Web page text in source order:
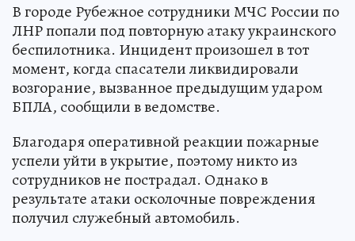
В городе Рубежное сотрудники МЧС России по
ЛНР попали под повторную атаку украинского
беспилотника. Инцидент произошел в тот
момент, когда спасатели ликвидировали
возгорание, вызванное предыдущим ударом
БПЛА, сообщили в ведомстве.
Благодаря оперативной реакции пожарные
успели уйти в укрытие, поэтому никто из
сотрудников не пострадал. Однако в
результате атаки осколочные повреждения
получил служебный автомобиль.